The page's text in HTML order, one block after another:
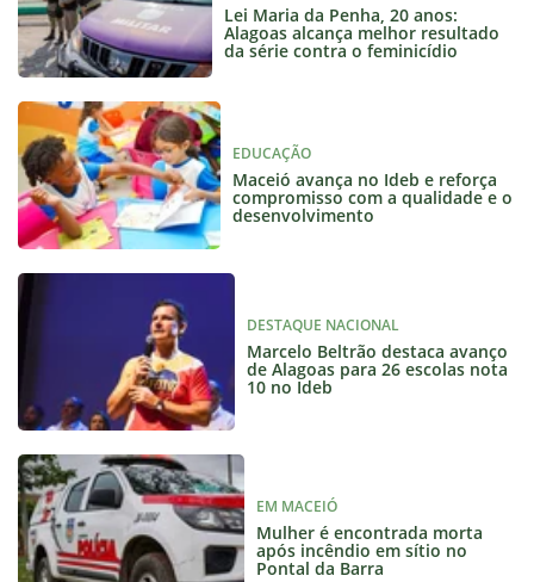
Lei Maria da Penha, 20 anos:
Alagoas alcança melhor resultado
da série contra o feminicídio
EDUCAÇÃO
Maceió avança no Ideb e reforça
compromisso com a qualidade e o
desenvolvimento
DESTAQUE NACIONAL
Marcelo Beltrão destaca avanço
de Alagoas para 26 escolas nota
10 no Ideb
EM MACEIÓ
Mulher é encontrada morta
após incêndio em sítio no
Pontal da Barra